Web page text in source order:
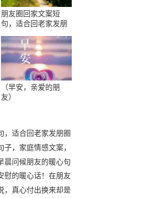
朋友圈回家文案短
句，适合回老家发朋
（早安，亲爱的朋
友）
，适合回老家发朋圈
，家庭情感文案，
晨问候朋友的暖心句
慰的暖心话！在朋友
，真心付出换来却是